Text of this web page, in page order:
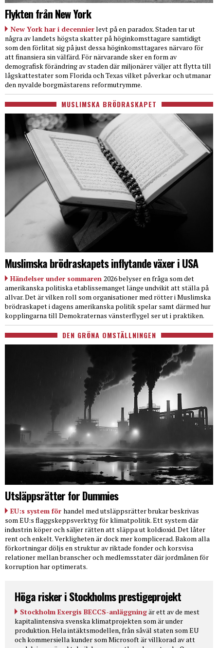
Flykten från New York
New York har i decennierlevt på en paradox. Staden tar ut
några av landets högsta skatter på höginkomsttagare samtidigt
som den förlitat sig på just dessa höginkomsttagares närvaro för
att finansiera sin välfärd. För närvarande sker en form av
demografisk förändring av staden där miljonärer väljer att flytta till
lågskattestater som Florida och Texas vilket påverkar och utmanar
den nyvalde borgmästarens reformutrymme.
MUSLIMSKA BRÖDRASKAPET
Muslimska brödraskapets inflytande växer i USA
Händelser under sommaren 2026 belyser en fråga som det
amerikanska politiska etablissemanget länge undvikit att ställa på
allvar. Det är vilken roll som organisationer med rötter i Muslimska
brödraskapet i dagens amerikanska politik spelar samt därmed hur
kopplingarna till Demokraternas vänsterflygel ser ut i praktiken.
DEN GRÖNA OMSTÄLLNINGEN
Utsläppsrätter for Dummies
EU:s system för handel med utsläppsrätter brukar beskrivas
som EU:s flaggskeppsverktyg för klimatpolitik. Ett system där
industrin köper och säljer rätten att släppa ut koldioxid. Det låter
rent och enkelt. Verkligheten är dock mer komplicerad. Bakom alla
förkortningar döljs en struktur av riktade fonder och korsvisa
relationer mellan branscher och medlemsstater där jordmånen för
korruption har optimerats.
Höga risker i Stockholms prestigeprojekt
Stockholm Exergis BECCS-anläggningär ett av de mest
kapitalintensiva svenska klimatprojekten som är under
produktion. Hela intäktsmodellen, från såväl staten som EU
och kommersiella kunder som Microsoft är villkorad av att